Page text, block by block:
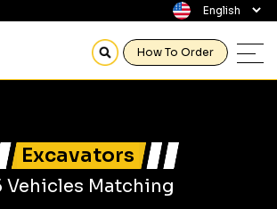
How To Order
Excavators
Vehicles Matching